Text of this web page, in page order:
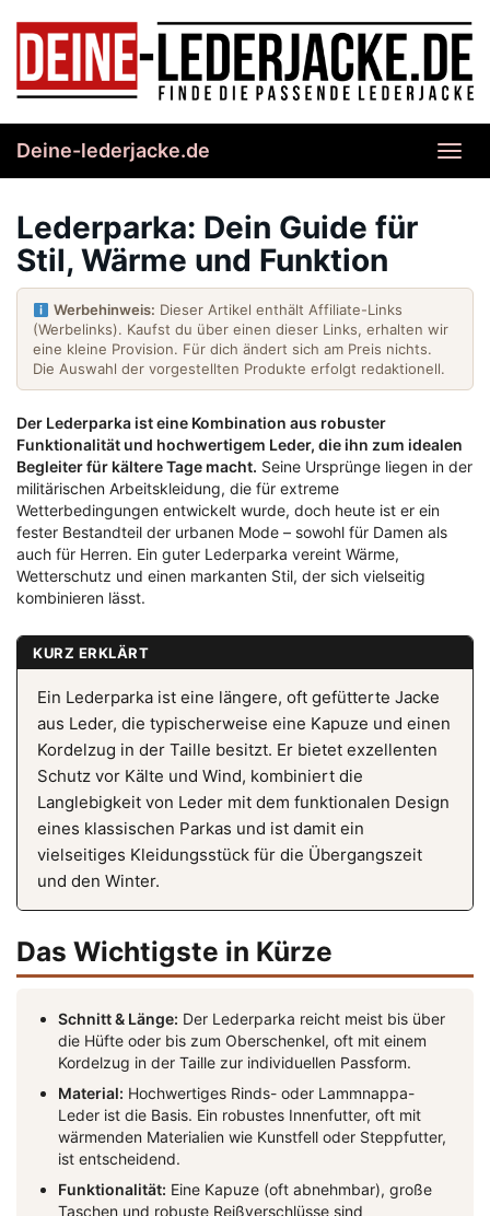
content
Deine-lederjacke.de
Lederparka: Dein Guide für
Stil, Wärme und Funktion
Werbehinweis: Dieser Artikel enthält Affiliate-Links
(Werbelinks). Kaufst du über einen dieser Links, erhalten wir
eine kleine Provision. Für dich ändert sich am Preis nichts.
Die Auswahl der vorgestellten Produkte erfolgt redaktionell.
Der Lederparka ist eine Kombination aus robuster
Funktionalität und hochwertigem Leder, die ihn zum idealen
Begleiter für kältere Tage macht. Seine Ursprünge liegen in der
militärischen Arbeitskleidung, die für extreme
Wetterbedingungen entwickelt wurde, doch heute ist er ein
fester Bestandteil der urbanen Mode – sowohl für Damen als
auch für Herren. Ein guter Lederparka vereint Wärme,
Wetterschutz und einen markanten Stil, der sich vielseitig
kombinieren lässt.
KURZ ERKLÄRT
Ein Lederparka ist eine längere, oft gefütterte Jacke
aus Leder, die typischerweise eine Kapuze und einen
Kordelzug in der Taille besitzt. Er bietet exzellenten
Schutz vor Kälte und Wind, kombiniert die
Langlebigkeit von Leder mit dem funktionalen Design
eines klassischen Parkas und ist damit ein
vielseitiges Kleidungsstück für die Übergangszeit
und den Winter.
Das Wichtigste in Kürze
Schnitt & Länge: Der Lederparka reicht meist bis über
die Hüfte oder bis zum Oberschenkel, oft mit einem
Kordelzug in der Taille zur individuellen Passform.
Material: Hochwertiges Rinds- oder Lammnappa-
Leder ist die Basis. Ein robustes Innenfutter, oft mit
wärmenden Materialien wie Kunstfell oder Steppfutter,
ist entscheidend.
Funktionalität: Eine Kapuze (oft abnehmbar), große
Taschen und robuste Reißverschlüsse sind